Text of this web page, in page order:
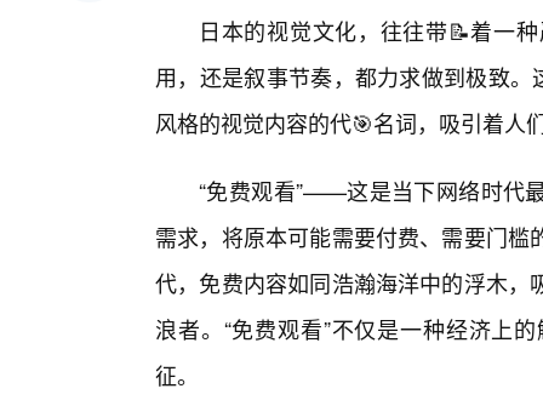
日本的视觉文化，往往带📝着一
用，还是叙事节奏，都力求做到极致
风格的视觉内容的代🎯名词，吸引着人
“免费观看”——这是当下网络时代
需求，将原本可能需要付费、需要门
代，免费内容如同浩瀚海洋中的浮木
浪者。“免费观看”不仅是一种经济上
征。